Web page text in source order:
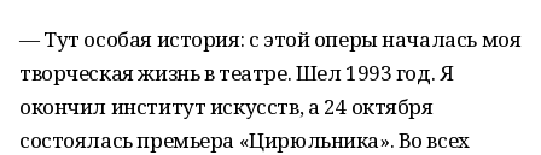
— Тут особая история: с этой оперы началась моя
творческая жизнь в театре. Шел 1993 год. Я
окончил институт искусств, а 24 октября
состоялась премьера «Цирюльника». Во всех